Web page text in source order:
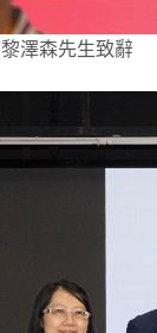
澤森先生致辭